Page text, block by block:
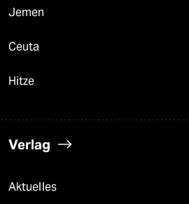
Jemen
Ceuta
Hitze
Verlag
Aktuelles